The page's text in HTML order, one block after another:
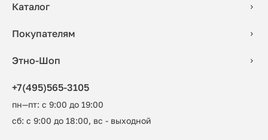
Каталог
Покупателям
Этно-Шоп
+7(495)565-3105
пн—пт: с 9:00 до 19:00
сб: с 9:00 до 18:00, вс - выходной